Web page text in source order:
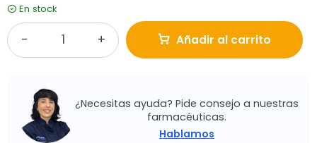
En stock
Añadir al carrito
¿Necesitas ayuda? Pide consejo a nuestras
farmacéuticas.
Hablamos